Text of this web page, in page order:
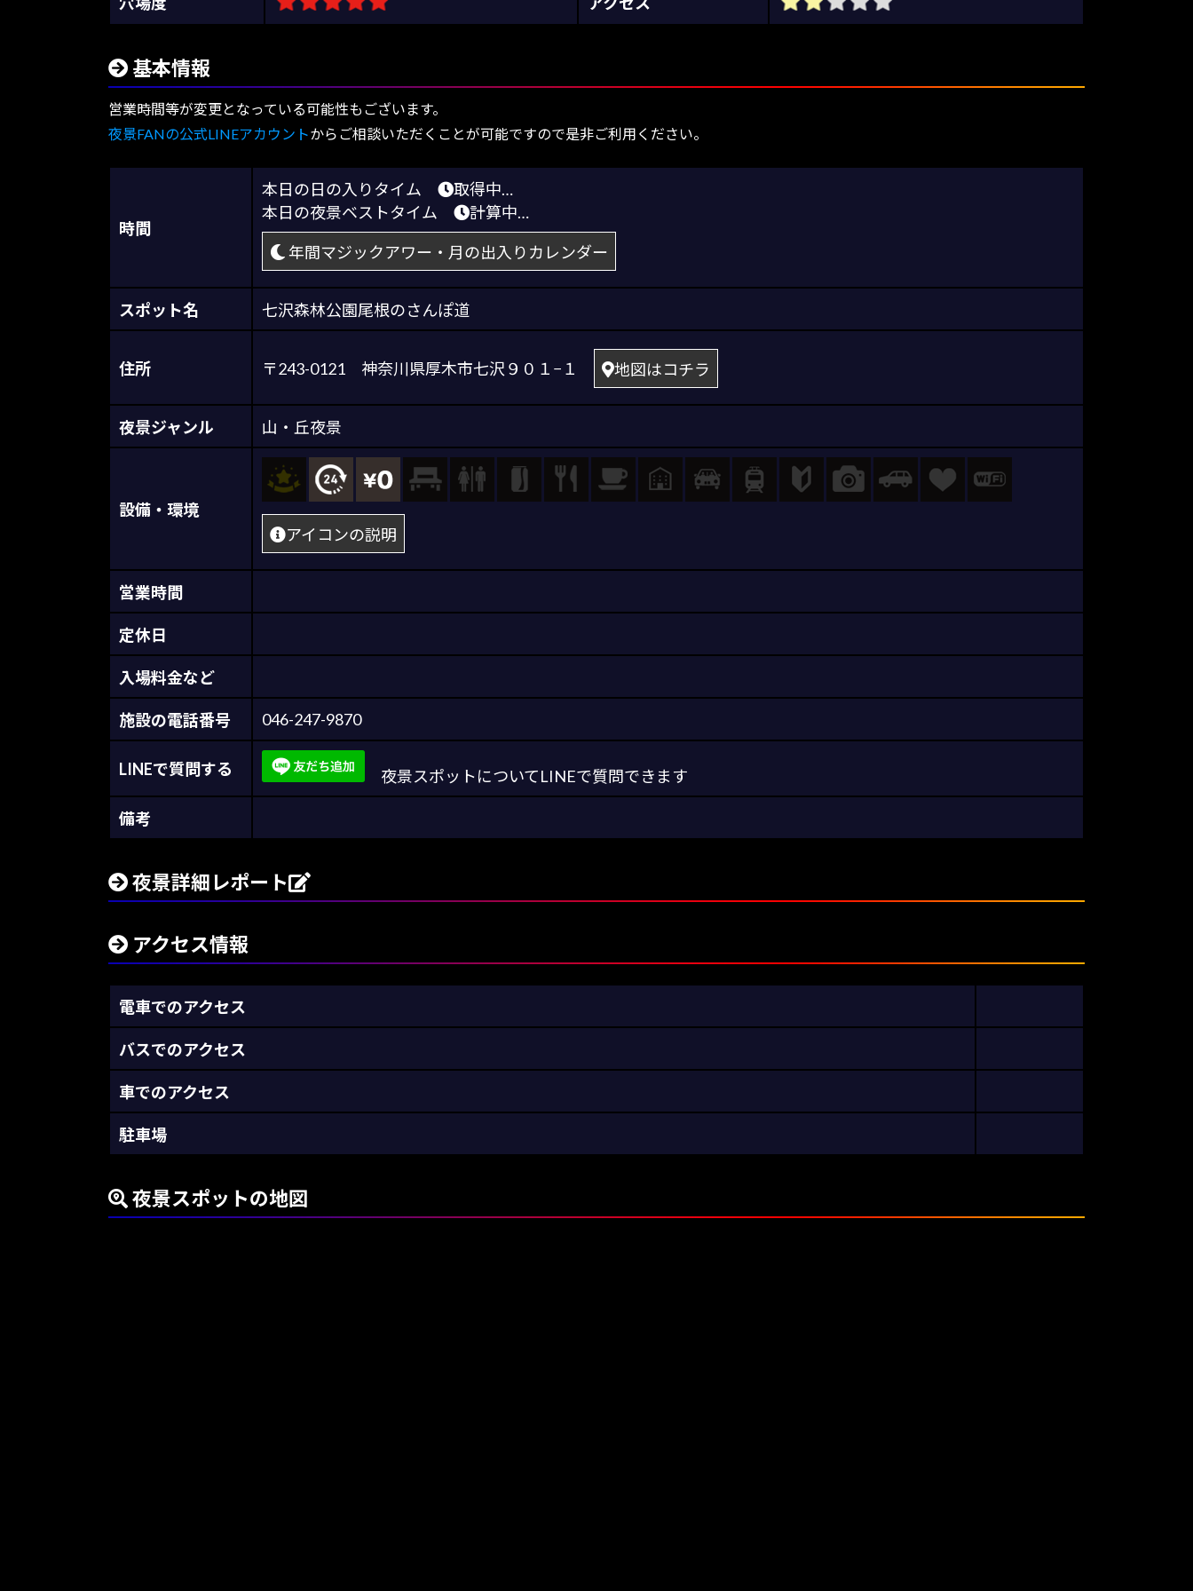
基本情報
営業時間等が変更となっている可能性もございます。
夜景FANの公式LINEアカウントからご相談いただくことが可能ですので是非ご利用ください。
時間
本日の日の入りタイム
取得中…
本日の夜景ベストタイム
計算中…
年間マジックアワー・月の出入りカレンダー
スポット名 七沢森林公園尾根のさんぽ道
住所 〒243-0121 神奈川県厚木市七沢９０１−１ 地図はコチラ
夜景ジャンル 山・丘夜景
設備・環境
アイコンの説明
営業時間
定休日
入場料金など
施設の電話番号 046-247-9870
LINEで質問する 夜景スポットについてLINEで質問できます
備考
夜景詳細レポート
アクセス情報
電車でのアクセス
バスでのアクセス
車でのアクセス
駐車場
夜景スポットの地図